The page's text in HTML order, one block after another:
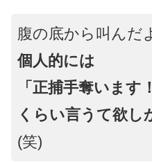
腹の底から叫んだ
個人的には
「正捕手奪います
くらい言うて欲し
(笑)